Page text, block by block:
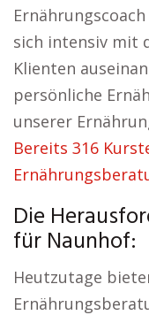
sich intensiv mit
Klienten
persönliche
unserer
Bereits 316
Die
für Naunhof:
Heutzutage